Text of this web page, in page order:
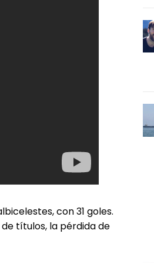
con 31 goles.
títulos, la pérdida de